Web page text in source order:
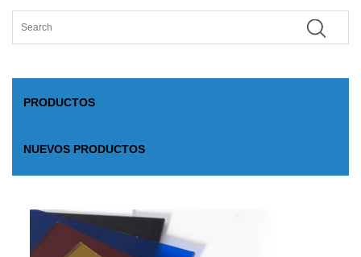
PRODUCTOS
NUEVOS PRODUCTOS